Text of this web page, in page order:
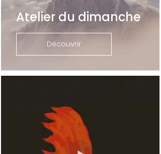
Atelier du dimanche
Découvrir